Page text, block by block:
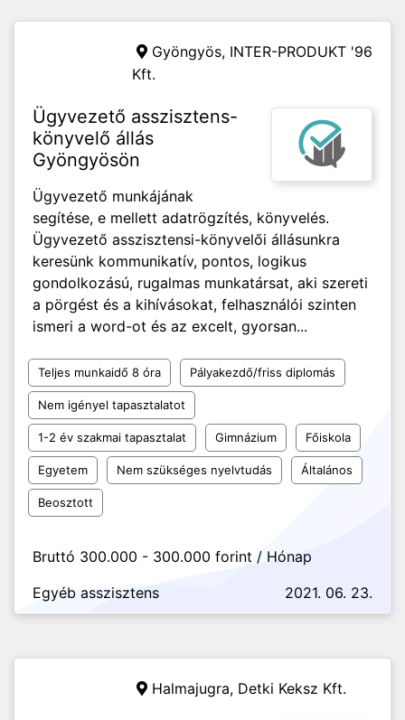
Gyöngyös, INTER-PRODUKT '96
Kft.
Ügyvezető asszisztens-
könyvelő állás
Gyöngyösön
Ügyvezető munkájának
segítése, e mellett adatrögzítés, könyvelés.
Ügyvezető asszisztensi-könyvelői állásunkra
keresünk kommunikatív, pontos, logikus
gondolkozású, rugalmas munkatársat, aki szereti
a pörgést és a kihívásokat, felhasználói szinten
ismeri a word-ot és az excelt, gyorsan...
Teljes munkaidő 8 óra Pályakezdő/friss diplomás
Nem igényel tapasztalatot
1-2 év szakmai tapasztalat Gimnázium Főiskola
Egyetem Nem szükséges nyelvtudás Általános
Beosztott
Bruttó 300.000 - 300.000 forint / Hónap
Egyéb asszisztens
2021. 06. 23.
Halmajugra, Detki Keksz Kft.